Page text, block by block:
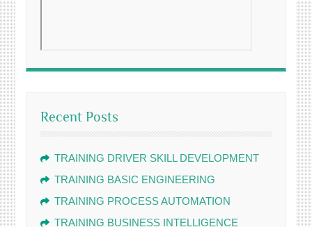
Recent Posts
TRAINING DRIVER SKILL DEVELOPMENT
TRAINING BASIC ENGINEERING
TRAINING PROCESS AUTOMATION
TRAINING BUSINESS INTELLIGENCE